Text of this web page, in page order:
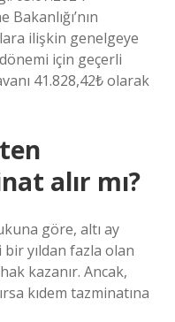
ilişkin genelgeye
için geçerli
41.828,42₺ olarak
alır mı?
göre, altı ay
bir yıldan fazla olan
kazanır. Ancak,
kıdem tazminatına